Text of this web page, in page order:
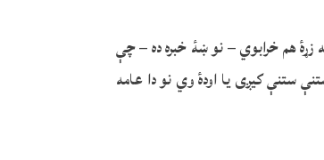
هم خرابوي – نو ښۀ خبره ده – چې
ستنې کيږی يا اودۀ وي نو دا عامه